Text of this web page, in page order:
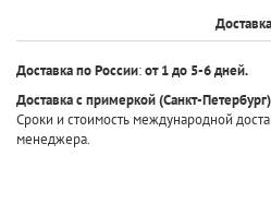
Доставка
Доставка по России:от 1 до 5-6 дней.
Доставка с примеркой(Санкт-
Сроки и стоимость международной
менеджера.